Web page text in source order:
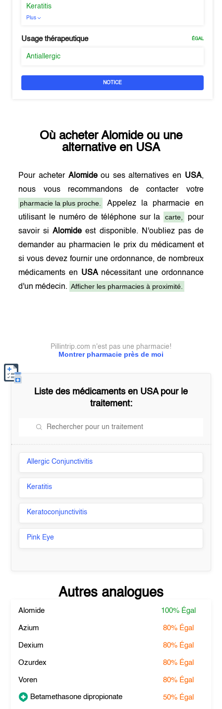
Keratitis
Plus
Usage thérapeutique ÉGAL
Antiallergic
NOTICE
Où acheter Alomideou une
alternative en USA
Pour acheter Alomideou ses alternatives en USA,
nous vous recommandons de contacter votre
pharmacie la plus proche.
Appelez la pharmacie en
utilisant le numéro de téléphone sur la
carte,
pour
savoir siAlomide est disponible. N'oubliez pas de
demander au pharmacien le prix du médicament et
si vous devez fournir une ordonnance, de nombreux
médicaments en USAnécessitant une ordonnance
d'un médecin. Afficher les pharmacies à proximité.
Montrer pharmacie près de moi
Pillintrip.com n'est pas une pharmacie!
Liste des médicaments en USApour le
traitement:
Allergic Conjunctivitis
Keratitis
Keratoconjunctivitis
Pink Eye
Autres analogues
Alomide 100% Égal
Azium 80% Égal
Dexium 80% Égal
Ozurdex 80% Égal
Voren 80% Égal
Betamethasone dipropionate 50% Égal